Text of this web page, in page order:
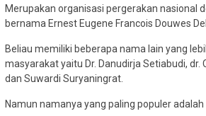
Merupakan organisasi pergerakan nasional
bernama Ernest Eugene Francois Douwes
Beliau memiliki beberapa nama lain yang
masyarakat yaitu Dr. Danudirja Setiabudi, dr.
dan Suwardi Suryaningrat.
Namun namanya yang paling populer adalah